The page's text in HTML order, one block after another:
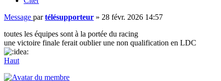
Message partélésupporteur » 28 févr. 2026 14:57
toutes les équipes sont à la portée du racing
une victoire finale ferait oublier une non qualification en LDC
Haut